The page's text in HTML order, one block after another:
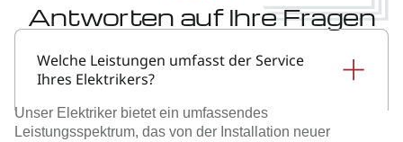
Antworten auf Ihre Fragen
Welche Leistungen umfasst der Service
Ihres Elektrikers?
Unser Elektriker bietet ein umfassendes
Leistungsspektrum, das von der Installation neuer